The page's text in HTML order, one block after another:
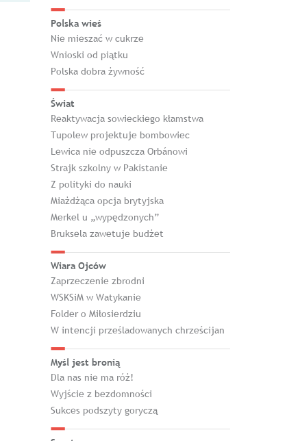
Polska wieś
Nie mieszać w cukrze
Wnioski od piątku
Polska dobra żywność
Świat
Reaktywacja sowieckiego kłamstwa
Tupolew projektuje bombowiec
Lewica nie odpuszcza Orbánowi
Strajk szkolny w Pakistanie
Z polityki do nauki
Miażdżąca opcja brytyjska
Merkel u „wypędzonych”
Bruksela zawetuje budżet
Wiara Ojców
Zaprzeczenie zbrodni
WSKSiM w Watykanie
Folder o Miłosierdziu
W intencji prześladowanych chrześcijan
Myśl jest bronią
Dla nas nie ma róż!
Wyjście z bezdomności
Sukces podszyty goryczą